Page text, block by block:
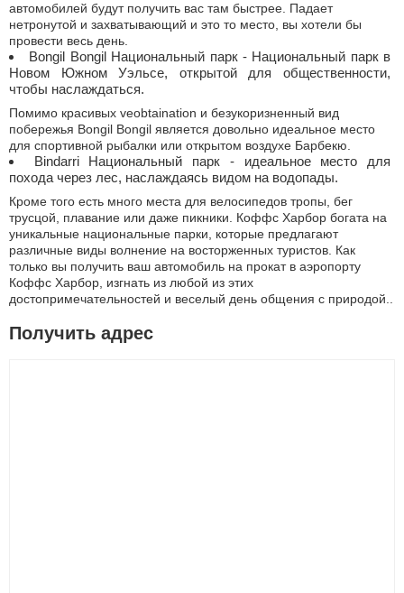
автомобилей будут получить вас там быстрее. Падает
нетронутой и захватывающий и это то место, вы хотели бы
провести весь день.
Bongil Bongil Национальный парк - Национальный парк в
Новом Южном Уэльсе, открытой для общественности,
чтобы наслаждаться.
Помимо красивых veobtaination и безукоризненный вид
побережья Bongil Bongil является довольно идеальное место
для спортивной рыбалки или открытом воздухе Барбекю.
Bindarri Национальный парк - идеальное место для
похода через лес, наслаждаясь видом на водопады.
Кроме того есть много места для велосипедов тропы, бег
трусцой, плавание или даже пикники. Коффс Харбор богата на
уникальные национальные парки, которые предлагают
различные виды волнение на восторженных туристов. Как
только вы получить ваш автомобиль на прокат в аэропорту
Коффс Харбор, изгнать из любой из этих
достопримечательностей и веселый день общения с природой..
Получить адрес